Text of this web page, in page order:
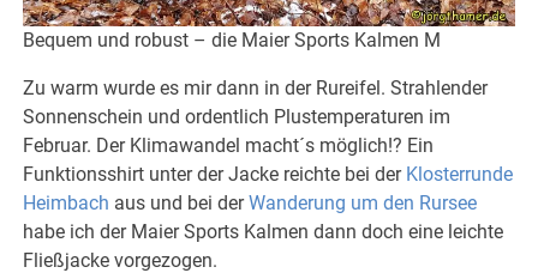
Bequem und robust – die Maier Sports Kalmen M
Zu warm wurde es mir dann in der Rureifel. Strahlender
Sonnenschein und ordentlich Plustemperaturen im
Februar. Der Klimawandel macht´s möglich!? Ein
Funktionsshirt unter der Jacke reichte bei der Klosterrunde
Heimbach aus und bei derWanderung um den Rursee
habe ich der Maier Sports Kalmen dann doch eine leichte
Fließjacke vorgezogen.